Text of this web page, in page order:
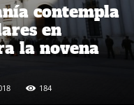
contempla
en
la novena
184